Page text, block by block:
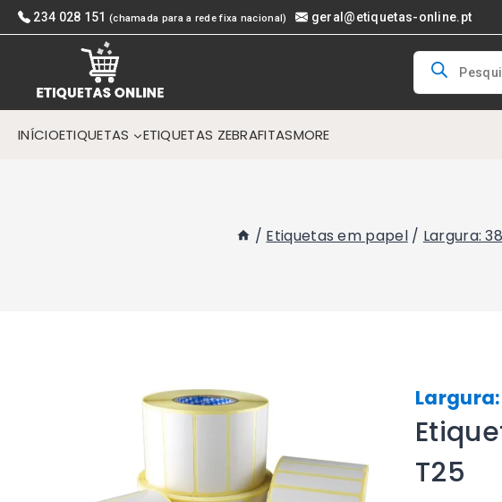
Skip
to
234 028 151 (chamada para a rede fixa nacional) geral@etiquetas-online.pt
Products
search
INÍCIOETIQUETAS ETIQUETAS ZEBRAFITASMORE
/ Etiquetas em papel / Largura:
T25